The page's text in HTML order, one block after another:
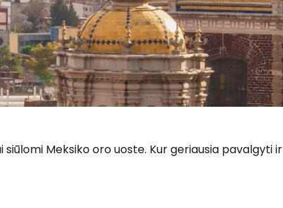
Meksiko oro uoste. Kur geriausia pavalgyti ir